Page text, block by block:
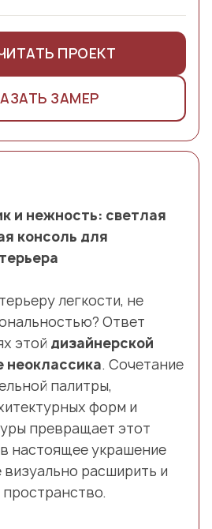
ПРОЕКТ
ЗАМЕР
и нежность: светлая
консоль для
легкости, не
Ответ
этой дизайнерской
неоклассика. Сочетание
палитры,
форм и
превращает этот
настоящее украшение
расширить и